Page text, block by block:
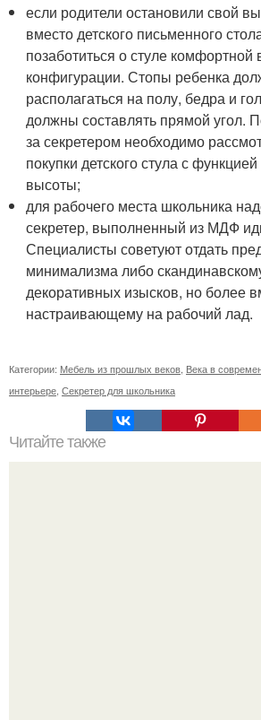
если родители остановили свой
вместо детского письменного
позаботиться о стуле комфортной
конфигурации. Стопы ребенка
располагаться на полу, бедра и
должны составлять прямой угол.
за секретером необходимо
покупки детского стула с
высоты;
для рабочего места школьника
секретер, выполненный из МДФ
Специалисты советуют отдать
минимализма либо
декоративных изысков, но более
настраивающему на рабочий лад.
Категории: Мебель из прошлых веков Века в
интерьере Секретер для школьника
Читайте также